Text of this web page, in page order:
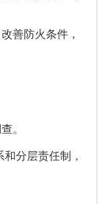
善防火条件，
。
分层责任制，